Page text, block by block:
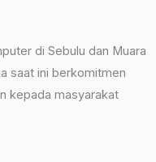
di Sebulu dan Muara
saat ini berkomitmen
kepada masyarakat